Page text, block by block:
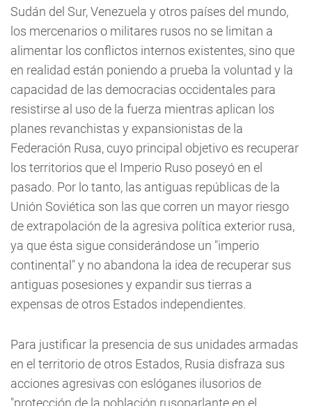
Sudán del Sur, Venezuela y otros países del mundo,
los mercenarios o militares rusos no se limitan a
alimentar los conflictos internos existentes, sino que
en realidad están poniendo a prueba la voluntad y la
capacidad de las democracias occidentales para
resistirse al uso de la fuerza mientras aplican los
planes revanchistas y expansionistas de la
Federación Rusa, cuyo principal objetivo es recuperar
los territorios que el Imperio Ruso poseyó en el
pasado. Por lo tanto, las antiguas repúblicas de la
Unión Soviética son las que corren un mayor riesgo
de extrapolación de la agresiva política exterior rusa,
ya que ésta sigue considerándose un "imperio
continental" y no abandona la idea de recuperar sus
antiguas posesiones y expandir sus tierras a
expensas de otros Estados independientes.
Para justificar la presencia de sus unidades armadas
en el territorio de otros Estados, Rusia disfraza sus
acciones agresivas con eslóganes ilusorios de
"protección de la población rusoparlante en el